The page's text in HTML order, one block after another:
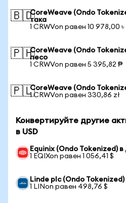
🇧🇩CoreWeave (Ondo
така
1 CRWVon равен 10 978,00 ৳
🇵🇭CoreWeave (Ondo
песо
1 CRWVon равен 5 395,82 ₱
🇵🇱CoreWeave (Ondo
1 CRWVon равен 330,86 zł
Конвертируйте другие
в USD
Equinix (Ondo Tokenized)
1 EQIXon равен 1 056,41 $
Linde plc (Ondo
1 LINon равен 498,76 $